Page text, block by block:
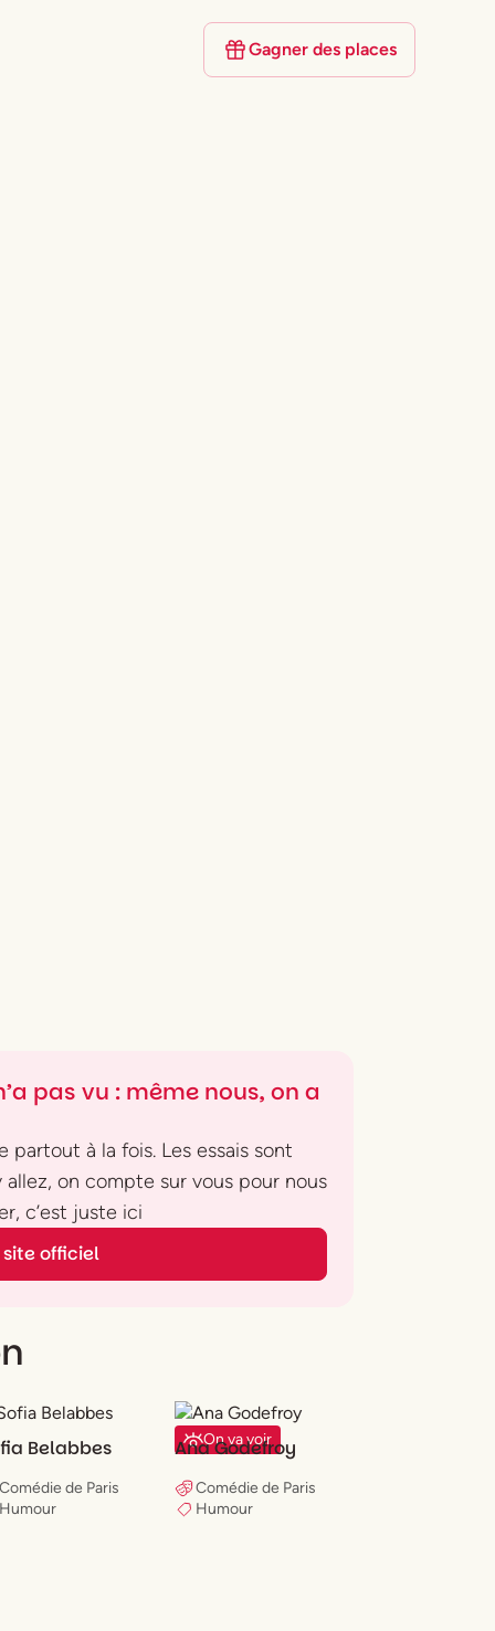
Gagner des places
pas vu : même nous, on a
partout à la fois. Les essais sont
on compte sur vous pour nous
c’est juste ici
site officiel
Belabbes
Comédie de Paris
Humour
On va voir
Ana Godefroy
Comédie de Paris
Humour